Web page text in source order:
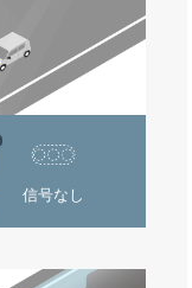
信号なし